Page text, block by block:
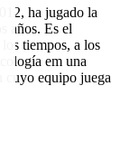
ha jugado la
años. Es el
los tiempos, a los
em una
cuyo equipo juega